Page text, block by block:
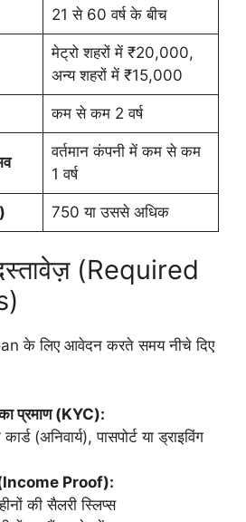
21 से 60 वर्ष के बीच
मेट्रो शहरों में ₹20,000,
अन्य शहरों में ₹15,000
कम से कम 2 वर्ष
वर्तमान कंपनी में कम से कम
1 वर्ष
750 या उससे अधिक
(Required
के लिए आवेदन करते समय नीचे दिए
प्रमाण (KYC):
(अनिवार्य), पासपोर्ट या ड्राइविंग
(Income Proof):
की सैलरी स्लिप्स